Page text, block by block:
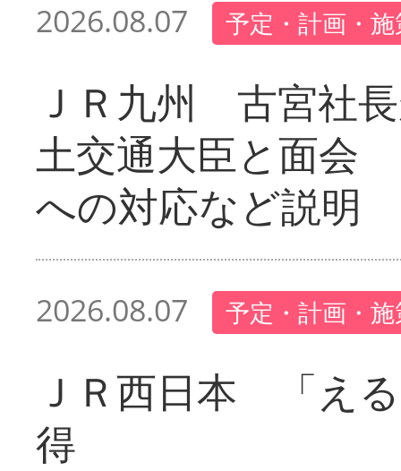
2026.08.07 予定・計画・
ＪＲ九州 古宮社
土交通大臣と面会
への対応など説明
2026.08.07 予定・計画・
ＪＲ西日本 「え
得